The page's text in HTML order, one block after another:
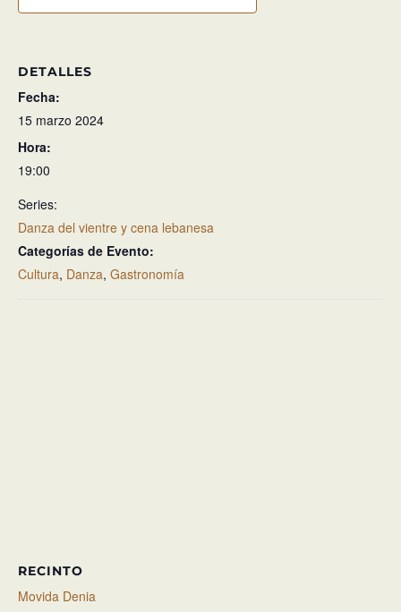
DETALLES
Fecha:
15 marzo 2024
Hora:
19:00
Series:
Danza del vientre y cena lebanesa
Categorías de Evento:
Cultura, Danza, Gastronomía
RECINTO
Movida Denia